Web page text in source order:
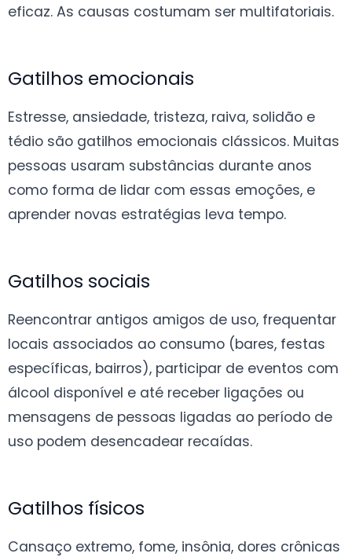
eficaz. As causas costumam ser multifatoriais.
Gatilhos emocionais
Estresse, ansiedade, tristeza, raiva, solidão e
tédio são gatilhos emocionais clássicos. Muitas
pessoas usaram substâncias durante anos
como forma de lidar com essas emoções, e
aprender novas estratégias leva tempo.
Gatilhos sociais
Reencontrar antigos amigos de uso, frequentar
locais associados ao consumo (bares, festas
específicas, bairros), participar de eventos com
álcool disponível e até receber ligações ou
mensagens de pessoas ligadas ao período de
uso podem desencadear recaídas.
Gatilhos físicos
Cansaço extremo, fome, insônia, dores crônicas